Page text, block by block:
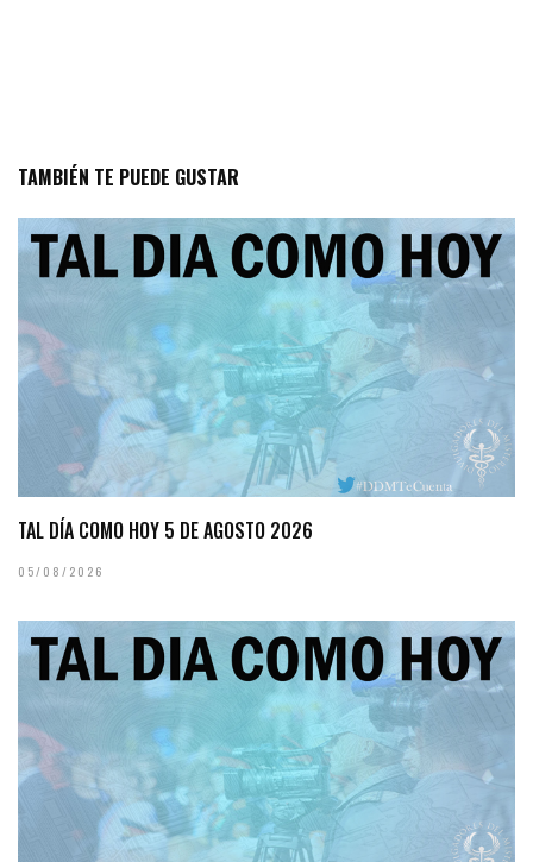
TAMBIÉN TE PUEDE GUSTAR
TAL DÍA COMO HOY 5 DE AGOSTO 2026
05/08/2026